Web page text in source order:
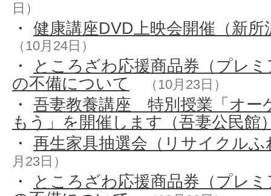
日）
・ 健康講座DVD上映会開催（新所
（10月24日）
・
ところざわ応援商品券（プレ
の不備について
（10月23日）
・ 吾妻教養講座 特別授業「オー
もう」を開催します（吾妻公民館
・ 再生家具抽選会（リサイクル
月23日）
・
ところざわ応援商品券（プレ